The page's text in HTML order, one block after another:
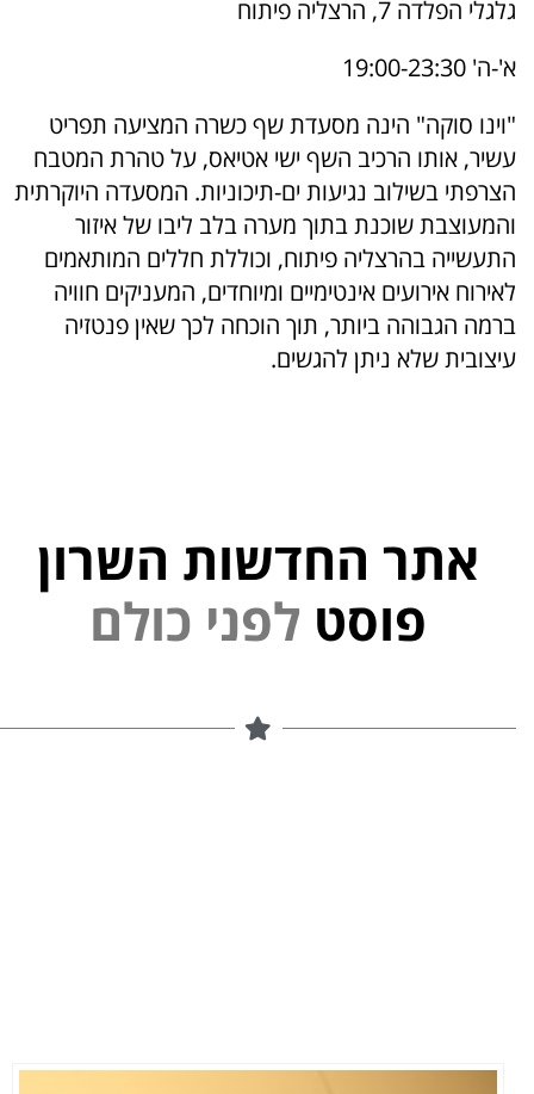
גלגלי הפלדה 7, הרצליה פיתוח
א'-ה' 19:00-23:30
"וינו סוקה" הינה מסעדת שף כשרה המציעה תפריט
עשיר, אותו הרכיב השף ישי אטיאס, על טהרת המטבח
הצרפתי בשילוב נגיעות ים-תיכוניות. המסעדה היוקרתית
והמעוצבת שוכנת בתוך מערה בלב ליבו של איזור
התעשייה בהרצליה פיתוח, וכוללת חללים המותאמים
לאירוח אירועים אינטימיים ומיוחדים, המעניקים חוויה
ברמה הגבוהה ביותר, תוך הוכחה לכך שאין פנטזיה
עיצובית שלא ניתן להגשים.
אתר החדשות השרון
פוסט